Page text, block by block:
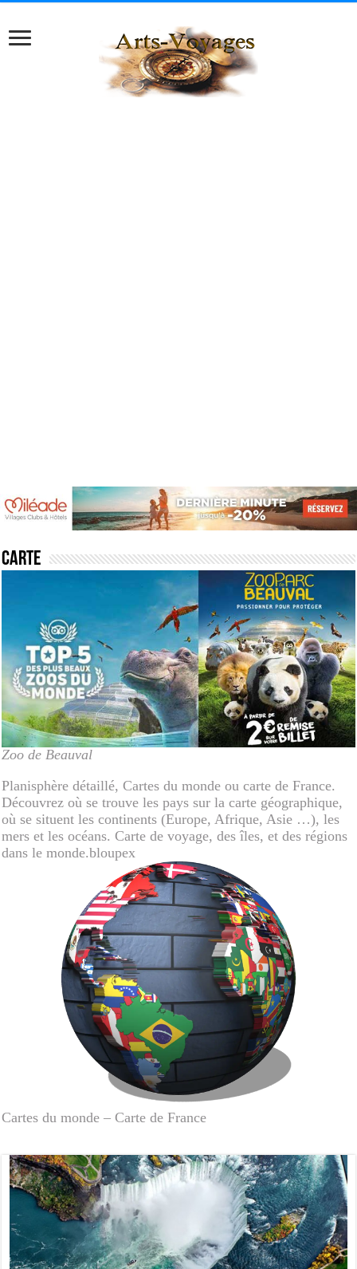
Carte
Zoo de Beauval
Planisphère détaillé, Cartes du monde ou carte de France.
Découvrez où se trouve les pays sur la carte géographique,
où se situent les continents (Europe, Afrique, Asie …), les
mers et les océans. Carte de voyage, des îles, et des régions
dans le monde.bloupex
Cartes du monde – Carte de France